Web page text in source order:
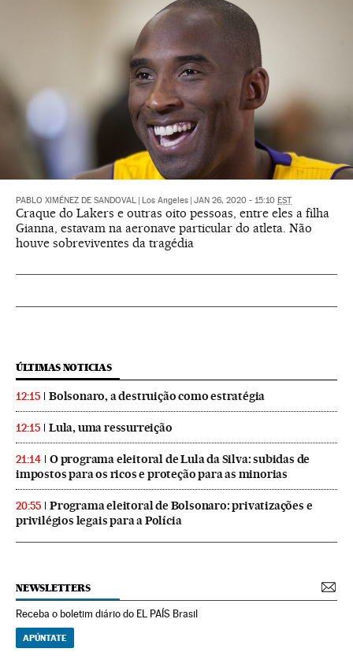
PABLO XIMÉNEZ DE SANDOVAL Los Angeles JAN 26, 2020 - 15:10 EST
Craque do Lakers e outras oito pessoas, entre eles a filha
Gianna, estavam na aeronave particular do atleta. Não
houve sobreviventes da tragédia
ÚLTIMAS NOTICIAS
12:15 Bolsonaro, a destruição como estratégia
12:15 Lula, uma ressurreição
21:14
O programa eleitoral de Lula da Silva: subidas de
impostos para os ricos e proteção para as minorias
20:55
Programa eleitoral de Bolsonaro: privatizações e
privilégios legais para a Polícia
NEWSLETTERS
Receba o boletim diário do EL PAÍS Brasil
APÚNTATE